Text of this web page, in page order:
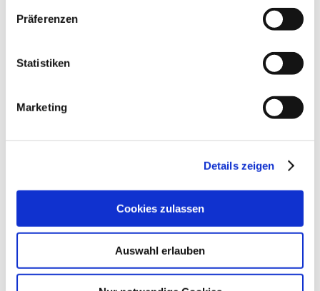
Präferenzen
Statistiken
Marketing
Details zeigen
Cookies zulassen
Auswahl erlauben
Qualität aus Tradition